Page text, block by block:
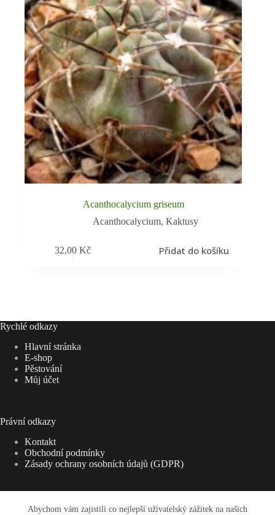
Abychom vám zajistili co nejlepší uživatelský zážitek na našich
Acanthocalycium griseum
Acanthocalycium,Kaktusy
32,00Kč Přidat do košíku
Rychlé odkazy
Hlavní stránka
E-shop
Pěstování
Můj účet
Právní odkazy
Kontakt
Obchodní podmínky
Zásady ochrany osobních údajů (GDPR)